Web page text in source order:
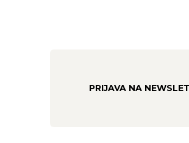
PRIJAVA NA